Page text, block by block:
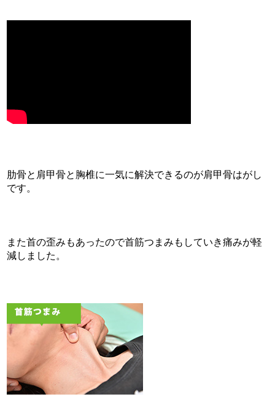
肋骨と肩甲骨と胸椎に一気に解決できるのが肩甲骨はがし
です。
また首の歪みもあったので首筋つまみもしていき痛みが軽
減しました。